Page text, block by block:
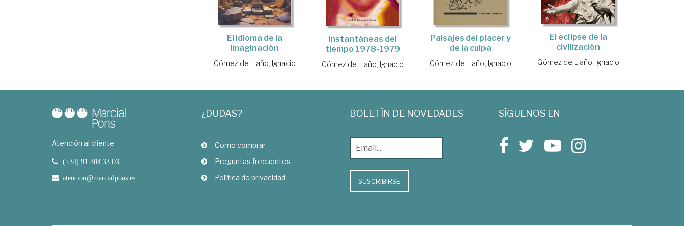
El idioma de la
imaginación
Gómez de Liaño, Ignacio
Instantáneas del
tiempo 1978-1979
Gómez de Liaño, Ignacio
Paisajes del placer y
de la culpa
Gómez de Liaño, Ignacio
El eclipse de la
civilización
Gómez de Liaño, Ignacio
Atención al cliente
(+34) 91 304 33 03
atencion@marcialpons.es
¿DUDAS?
Como comprar
Preguntas frecuentes
Política de privacidad
BOLETÍN DE NOVEDADES
SUSCRIBIRSE
SÍGUENOS EN